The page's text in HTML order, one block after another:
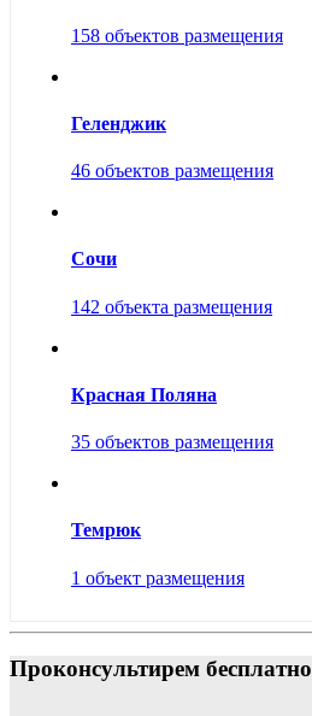
158 объектов размещения
Геленджик
46 объектов размещения
Сочи
142 объекта размещения
Красная Поляна
35 объектов размещения
Темрюк
1 объект размещения
Проконсультирем бесплатно